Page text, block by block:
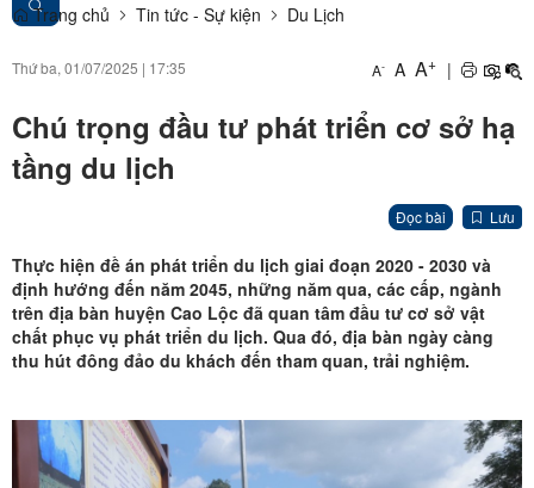
Trang chủ Tin tức - Sự kiện Du Lịch
Thứ ba, 01/07/2025 | 17:35 A- A A+ |
Chú trọng đầu tư phát triển cơ sở hạ
tầng du lịch
Đọc bài Lưu
Thực hiện đề án phát triển du lịch giai đoạn 2020 - 2030 và
định hướng đến năm 2045, những năm qua, các cấp, ngành
trên địa bàn huyện Cao Lộc đã quan tâm đầu tư cơ sở vật
chất phục vụ phát triển du lịch. Qua đó, địa bàn ngày càng
thu hút đông đảo du khách đến tham quan, trải nghiệm.